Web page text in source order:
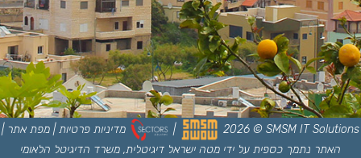
SMSM IT Solutions
©
2026
| מדיניות פרטיות|מפת אתר |
האתר נתמך כספית על ידי מטה ישראל דיגיטלית, משרד הדיגיטל הלאומי